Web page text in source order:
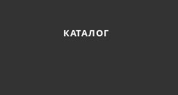
КАТАЛОГ